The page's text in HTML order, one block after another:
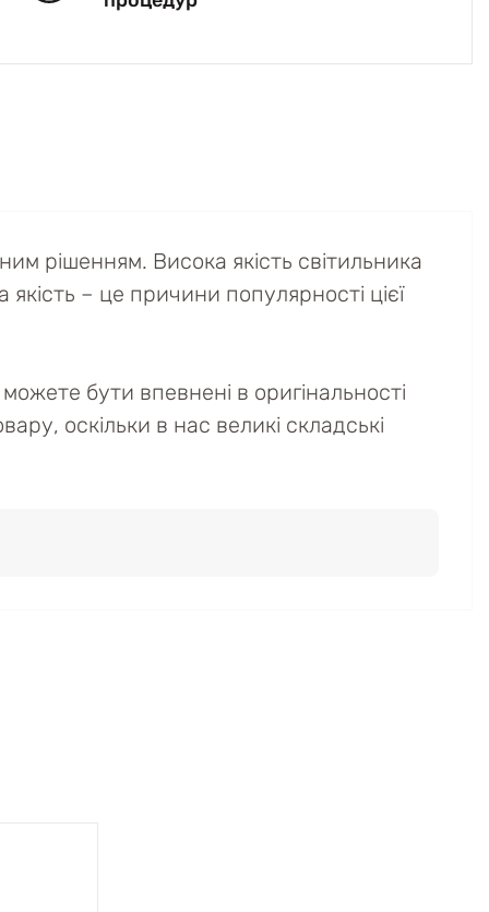
рішенням. Висока якість світильника
– це причини популярності цієї
бути впевнені в оригінальності
оскільки в нас великі складські